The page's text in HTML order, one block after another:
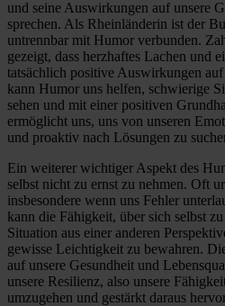
und seine Auswirkungen auf unsere
sprechen. Als Rheinländerin ist der
untrennbar mit Humor verbunden.
gezeigt, dass herzhaftes Lachen und
tatsächlich positive Auswirkungen
kann Humor uns helfen, schwierige
sehen und mit einer positiven
ermöglicht uns, uns von unseren
und proaktiv nach Lösungen zu
Ein weiterer wichtiger Aspekt des
selbst nicht zu ernst zu nehmen. Oft
insbesondere wenn uns Fehler
kann die Fähigkeit, über sich selbst
Situation aus einer anderen
gewisse Leichtigkeit zu bewahren.
auf unsere Gesundheit und
unsere Resilienz, also unsere
umzugehen und gestärkt daraus